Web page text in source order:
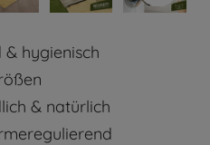
hygienisch
& natürlich